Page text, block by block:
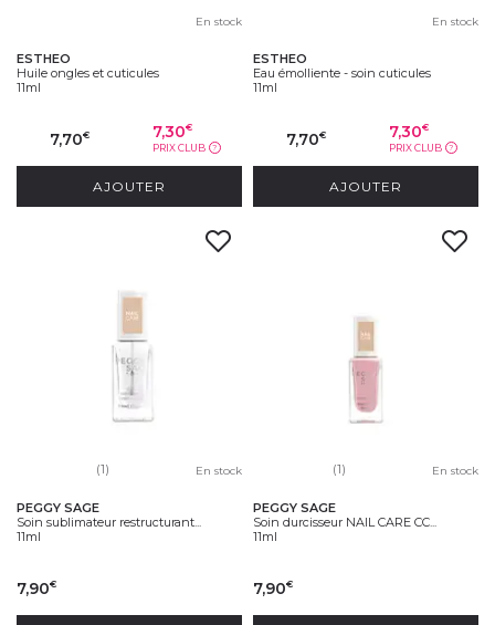
En stock
ESTHEO
Huile ongles et cuticules
11ml
7,70€ 7,30€
PRIX CLUB ?
AJOUTER
En stock
ESTHEO
Eau émolliente - soin cuticules
11ml
7,70€ 7,30€
PRIX CLUB ?
AJOUTER
(1) En stock
PEGGY SAGE
Soin sublimateur restructurant...
11ml
7,90€
(1) En stock
PEGGY SAGE
Soin durcisseur NAIL CARE CC...
11ml
7,90€